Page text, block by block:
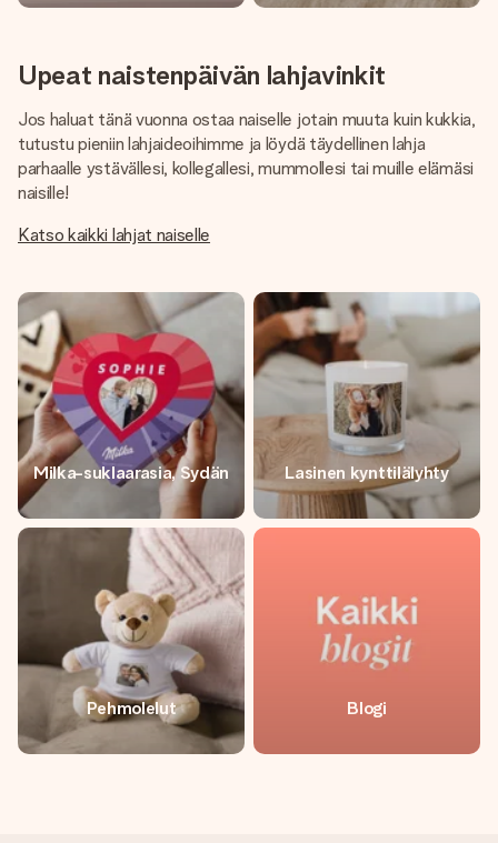
Upeat naistenpäivän lahjavinkit
Jos haluat tänä vuonna ostaa naiselle jotain muuta kuin kukkia,
tutustu pieniin lahjaideoihimme ja löydä täydellinen lahja
parhaalle ystävällesi, kollegallesi, mummollesi tai muille elämäsi
naisille!
Katso kaikki lahjat naiselle
Milka-suklaarasia, Sydän Lasinen kynttilälyhty
Pehmolelut Blogi